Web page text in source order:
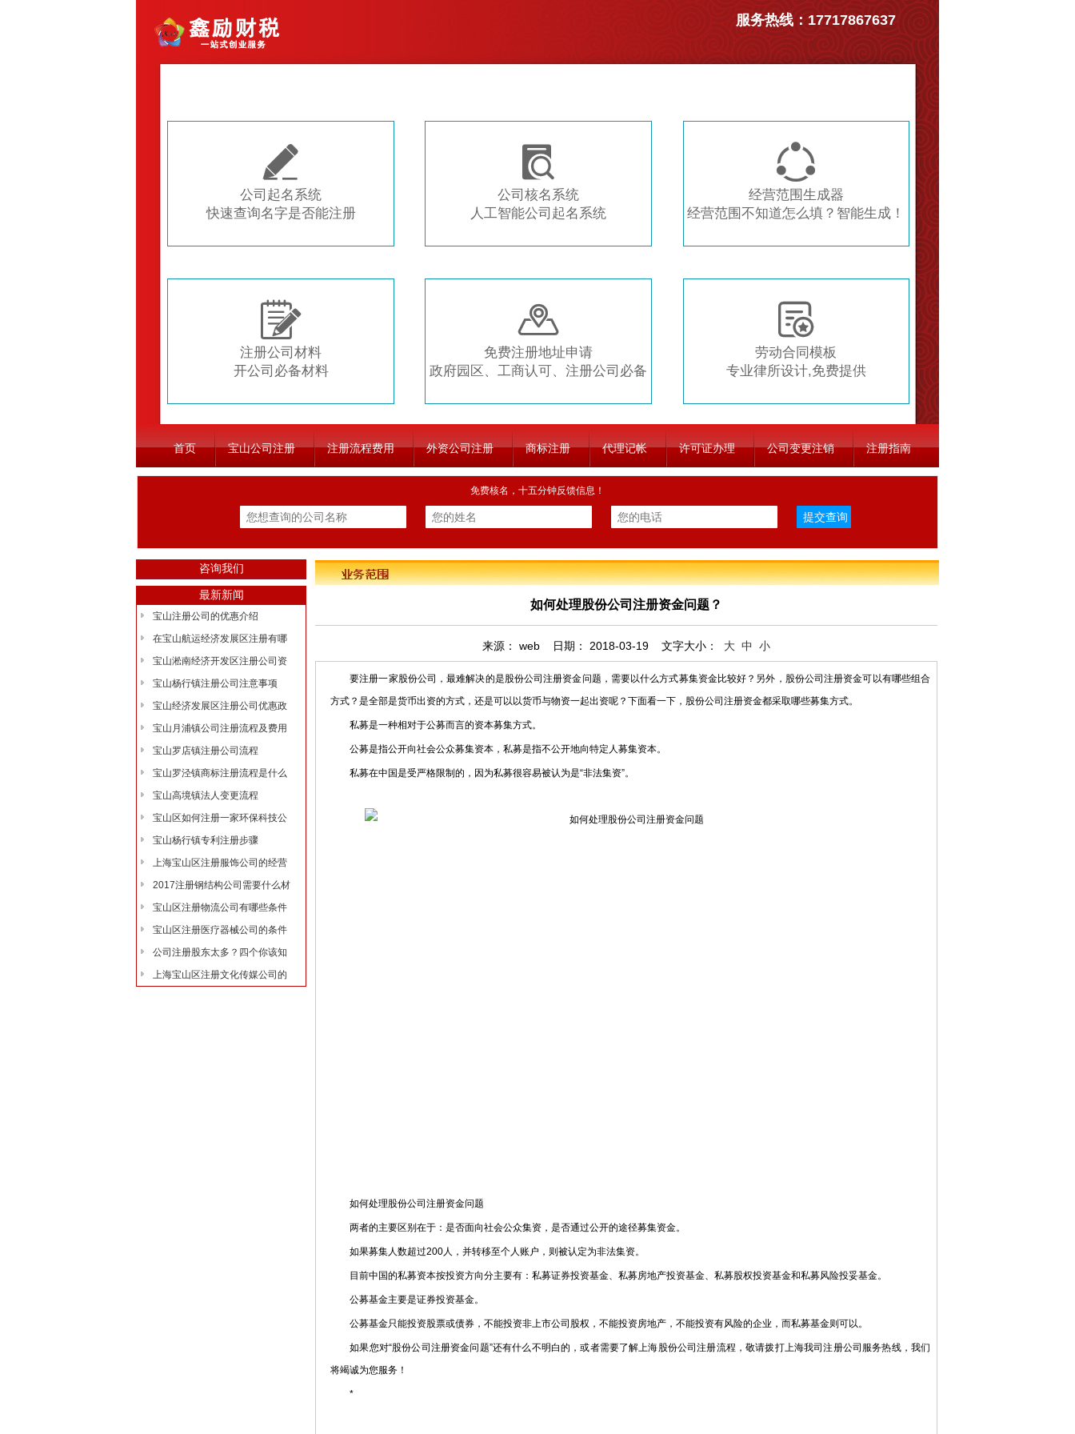

公司起名系统
快速查询名字是否能注册

公司核名系统
人工智能公司起名系统

经营范围生成器
经营范围不知道怎么填？智能生成！

注册公司材料
开公司必备材料

免费注册地址申请
政府园区、工商认可、注册公司必备

劳动合同模板
专业律所设计,免费提供
服务热线：17717867637
首页 宝山公司注册 注册流程费用 外资公司注册 商标注册 代理记帐 许可证办理 公司变更注销 注册指南
免费核名，十五分钟反馈信息！
咨询我们
最新新闻
宝山注册公司的优惠介绍
在宝山航运经济发展区注册有哪
宝山淞南经济开发区注册公司资
宝山杨行镇注册公司注意事项
宝山经济发展区注册公司优惠政
宝山月浦镇公司注册流程及费用
宝山罗店镇注册公司流程
宝山罗泾镇商标注册流程是什么
宝山高境镇法人变更流程
宝山区如何注册一家环保科技公
宝山杨行镇专利注册步骤
上海宝山区注册服饰公司的经营
2017注册钢结构公司需要什么材
宝山区注册物流公司有哪些条件
宝山区注册医疗器械公司的条件
公司注册股东太多？四个你该知
上海宝山区注册文化传媒公司的
如何处理股份公司注册资金问题？
来源： web 日期： 2018-03-19 文字大小： 大 中 小
要注册一家股份公司，最难解决的是股份公司注册资金问题，需要以什么方式募集资金比较好？另外，股份公司注册资金可以有哪些组合
方式？是全部是货币出资的方式，还是可以以货币与物资一起出资呢？下面看一下，股份公司注册资金都采取哪些募集方式。
私募是一种相对于公募而言的资本募集方式。
公募是指公开向社会公众募集资本，私募是指不公开地向特定人募集资本。
私募在中国是受严格限制的，因为私募很容易被认为是“非法集资”。
如何处理股份公司注册资金问题
两者的主要区别在于：是否面向社会公众集资，是否通过公开的途径募集资金。
如果募集人数超过200人，并转移至个人账户，则被认定为非法集资。
目前中国的私募资本按投资方向分主要有：私募证券投资基金、私募房地产投资基金、私募股权投资基金和私募风险投妥基金。
公募基金主要是证券投资基金。
公募基金只能投资股票或债券，不能投资非上市公司股权，不能投资房地产，不能投资有风险的企业，而私募基金则可以。
如果您对“股份公司注册资金问题”还有什么不明白的，或者需要了解上海股份公司注册流程，敬请拨打上海我司注册公司服务热线，我们
将竭诚为您服务！
*